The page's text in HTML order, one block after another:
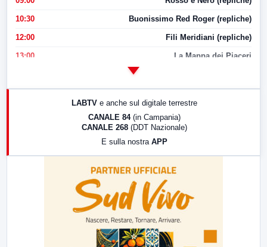
10:30 Buonissimo Red Roger (repliche)
12:00 Fili Meridiani (repliche)
13:00 La Mappa dei Piaceri
LABTV e anche sul digitale terrestre
CANALE 84 (in Campania)
CANALE 268 (DDT Nazionale)
E sulla nostra APP